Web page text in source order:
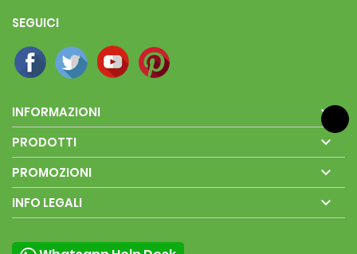
SEGUICI
INFORMAZIONI 
PRODOTTI 
PROMOZIONI 
INFO LEGALI 